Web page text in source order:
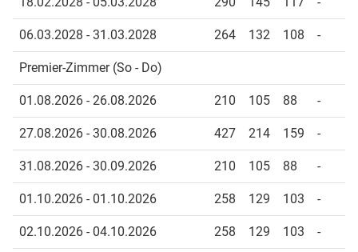
06.03.2028 - 31.03.2028 264 132 108 -
Premier-Zimmer (So - Do)
01.08.2026 - 26.08.2026 210 105 88 -
27.08.2026 - 30.08.2026 427 214 159 -
31.08.2026 - 30.09.2026 210 105 88 -
01.10.2026 - 01.10.2026 258 129 103 -
02.10.2026 - 04.10.2026 258 129 103 -